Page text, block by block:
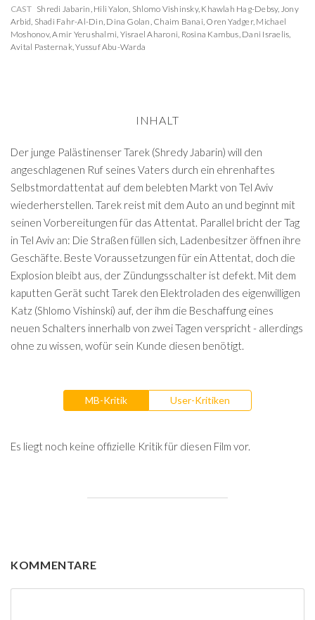
CAST Shredi Jabarin, Hili Yalon, Shlomo Vishinsky, Khawlah Hag-Debsy, Jony
Arbid, Shadi Fahr-Al-Din, Dina Golan, Chaim Banai, Oren Yadger, Michael
Moshonov,Amir Yerushalmi, Yisrael Aharoni, Rosina Kambus, Dani Israelis,
Avital Pasternak,Yussuf Abu-Warda
INHALT
Der junge Palästinenser Tarek (Shredy Jabarin) will den
angeschlagenen Ruf seines Vaters durch ein ehrenhaftes
Selbstmordattentat auf dem belebten Markt von Tel Aviv
wiederherstellen. Tarek reist mit dem Auto an und beginnt mit
seinen Vorbereitungen für das Attentat. Parallel bricht der Tag
in Tel Aviv an: Die Straßen füllen sich, Ladenbesitzer öffnen ihre
Geschäfte. Beste Voraussetzungen für ein Attentat, doch die
Explosion bleibt aus, der Zündungsschalter ist defekt. Mit dem
kaputten Gerät sucht Tarek den Elektroladen des eigenwilligen
Katz (Shlomo Vishinski) auf, der ihm die Beschaffung eines
neuen Schalters innerhalb von zwei Tagen verspricht - allerdings
ohne zu wissen, wofür sein Kunde diesen benötigt.
MB-Kritik User-Kritiken
Es liegt noch keine offizielle Kritik für diesen Film vor.
KOMMENTARE